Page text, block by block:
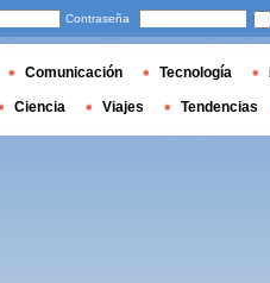
Contraseña
Comunicación Tecnología
Ciencia Viajes Tendencias